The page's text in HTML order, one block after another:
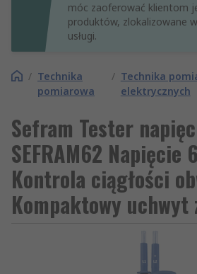
móc zaoferować klientom
produktów, zlokalizowane
usługi.
/ Technika
pomiarowa
/ Technika
elektrycznych
Sefram Tester
SEFRAM62 Napięcie
Kontrola ciągłości
Kompaktowy uchwyt